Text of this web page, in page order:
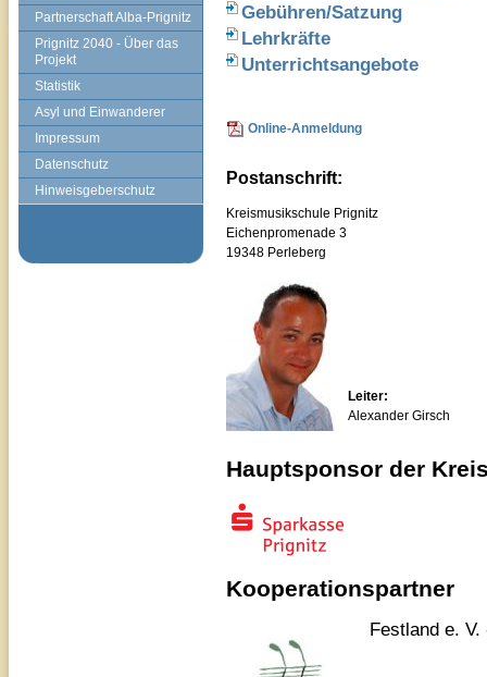
Partnerschaft Alba-Prignitz
Prignitz 2040 - Über das
Projekt
Statistik
Asyl und Einwanderer
Impressum
Datenschutz
Hinweisgeberschutz
Gebühren/Satzung
Lehrkräfte
Unterrichtsangebote
Online-Anmeldung
Postanschrift:
Kreismusikschule Prignitz
Eichenpromenade 3
19348 Perleberg
Leiter:
Alexander Girsch
Hauptsponsor der
Kooperationspartner
Festland e.